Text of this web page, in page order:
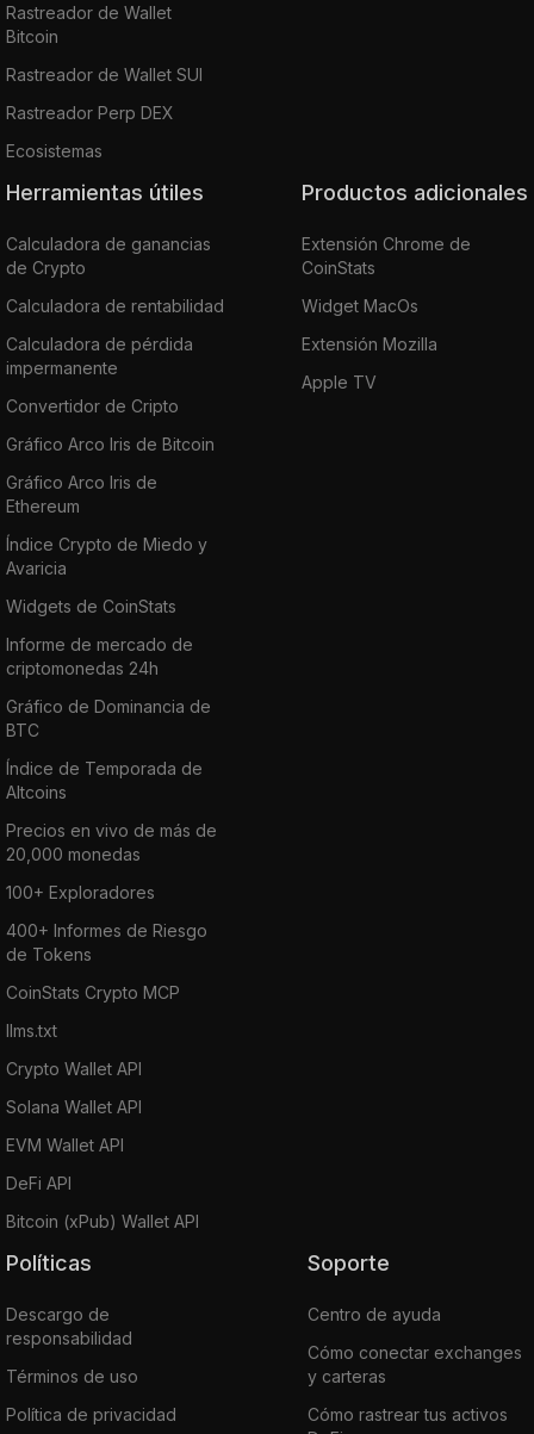
Rastreador de Wallet
Bitcoin
Rastreador de Wallet SUI
Rastreador Perp DEX
Ecosistemas
Herramientas útiles
Calculadora de ganancias
de Crypto
Calculadora de rentabilidad
Calculadora de pérdida
impermanente
Convertidor de Cripto
Gráfico Arco Iris de Bitcoin
Gráfico Arco Iris de
Ethereum
Índice Crypto de Miedo y
Avaricia
Widgets de CoinStats
Informe de mercado de
criptomonedas 24h
Gráfico de Dominancia de
BTC
Índice de Temporada de
Altcoins
Precios en vivo de más de
20,000 monedas
100+ Exploradores
400+ Informes de Riesgo
de Tokens
CoinStats Crypto MCP
llms.txt
Crypto Wallet API
Solana Wallet API
EVM Wallet API
DeFi API
Bitcoin (xPub) Wallet API
Productos adicionales
Extensión Chrome de
CoinStats
Widget MacOs
Extensión Mozilla
Apple TV
Políticas
Descargo de
responsabilidad
Términos de uso
Política de privacidad
Soporte
Centro de ayuda
Cómo conectar exchanges
y carteras
Cómo rastrear tus activos